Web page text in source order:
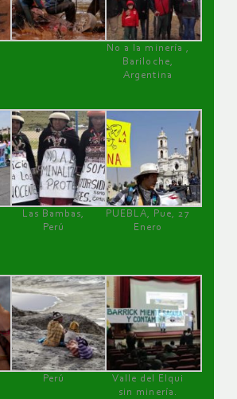
No a la minería ,
Bariloche,
Argentina
Las Bambas,
Perú
PUEBLA, Pue, 27
Enero
Perú
Valle del Elqui
sin minería.